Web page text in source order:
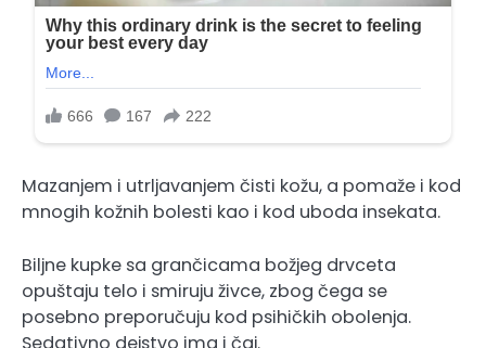
Mazanjem i utrljavanjem čisti kožu, a pomaže i kod
mnogih kožnih bolesti kao i kod uboda insekata.
Biljne kupke sa grančicama božjeg drvceta
opuštaju telo i smiruju živce, zbog čega se
posebno preporučuju kod psihičkih obolenja.
Sedativno dejstvo ima i čaj.